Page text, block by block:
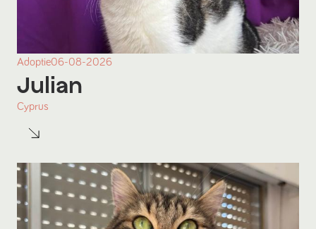
Adoptie06-08-2026
Julian
Cyprus